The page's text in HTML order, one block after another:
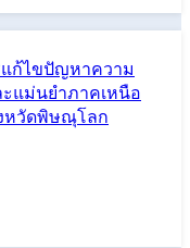
ก้ไขปัญหาความ
ะแม่นยำภาคเหนือ
หวัดพิษณุโลก